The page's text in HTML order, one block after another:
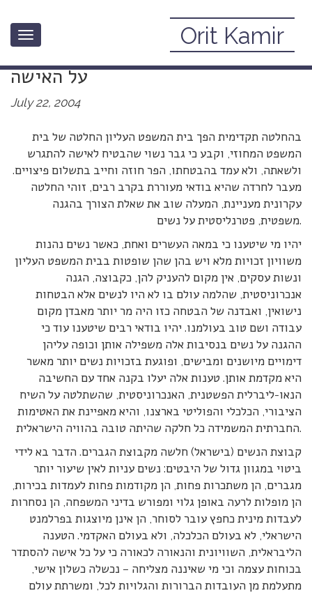
Toggle
Orit Kamir
הפרת הבטחת נישואין והגנת המשפט
על האישה
July 22, 2004
בהחלטה תקדימית הפך בית המשפט העליון החלטה של בית
המשפט המחוזי, וקבע כי גבר נשוי שהבטיח לאישה להתגרש
ולשאתה, ולא עמד בהבטחתו, הפר חוזה וחייב בתשלום פיצויים.
מעבר לחרדה שהיא בודאי מעוררת בקרב רבים, זוהי החלטה
עקרונית מעניינת, המעלה שוב את שאלת הצורך בהגנה
משפטית, פטרנליסטית על נשים.
יהיו מי שיטענו כי במאה העשרים ואחת, כאשר נשים נהנות
משוויון זכויות מלא ויש בהן שהן שופטות בבית המשפט העליון
ונשות עסקים, אין מקום להעניק להן, כקבוצה, הגנה
אנכרוניסטית, שהלמה עולם בו לא היו לנשים אלא הבטחות
נישואין, ואבדנה של הבטחה כזו היה מר יותר מאבדן מקום
עבודה ושם טוב בעולמנו. יהיו בודאי רבים שיטענו עוד כי
ההגנה על נשים בנסיבות אלה משפילה אותן וכופה עליהן
דימויים מיושנים ומבישים, ופוגעת בזכויות נשים יותר מאשר
היא מקדמת אותן. טענות אלה יעלו בקנה אחד עם החשיבה
הנאו-ליברלית הפשטנית, האנכרוניסטית, שהשתלטה על השיח
הציבורי, הכלכלי והפוליטי בארצנו, והיא מאפיינת את האטימות
החברתית המשמידה כל חלקה שהיתה טובה בהוויה הישראלית.
קבוצת הנשים (בישראל) חלשה מקבוצת הגברים. הדבר בא לידי
ביטוי במגוון גדול של היבטים: נשים עניות לאין שיעור יותר
מגברים, הן משתכרות פחות, הן מקודמות פחות לעמדות בכירות,
הן מופלות לרעה באופן גלוי ומפורש בדיני המשפחה, הן נסחרות
לעבדות מינית כחפץ עובר לסוחר, הן אינן מיוצגות בפרלמנט
הישראלי, לא בעולם הכלכלה, ולא בעולם האקדמי. הטענה
הליבראלית, השוויונית והנאורה לכאורה כי על כל אישה להסתדר
בכוחות עצמה וכי מי שאיננה מצליחה – נכשלה כשלון אישי,
מתעלמת מן העובדות הברורות והגלויות לכל, ומשרתת עולם